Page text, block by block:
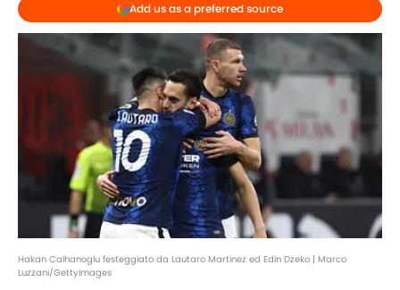
Add us as a preferred source
Hakan Calhanoglu festeggiato da Lautaro Martinez ed Edin Dzeko | Marco
Luzzani/GettyImages